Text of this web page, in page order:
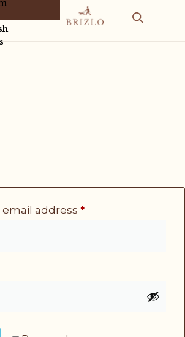
address *